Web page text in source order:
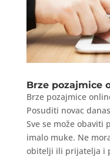
Brze pozajmice
Brze pozajmice
Posuditi novac
Sve se može obaviti
imalo muke. Ne
obitelji ili prijatelja i